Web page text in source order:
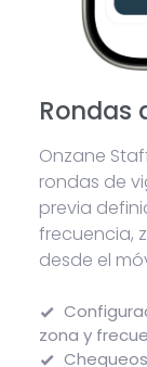
Rondas
Onzane
rondas de
previa
frecuencia,
desde el
zona y